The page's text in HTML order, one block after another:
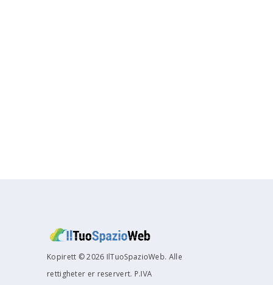
Kopirett © 2026 IlTuoSpazioWeb. Alle
rettigheter er reservert. P.IVA